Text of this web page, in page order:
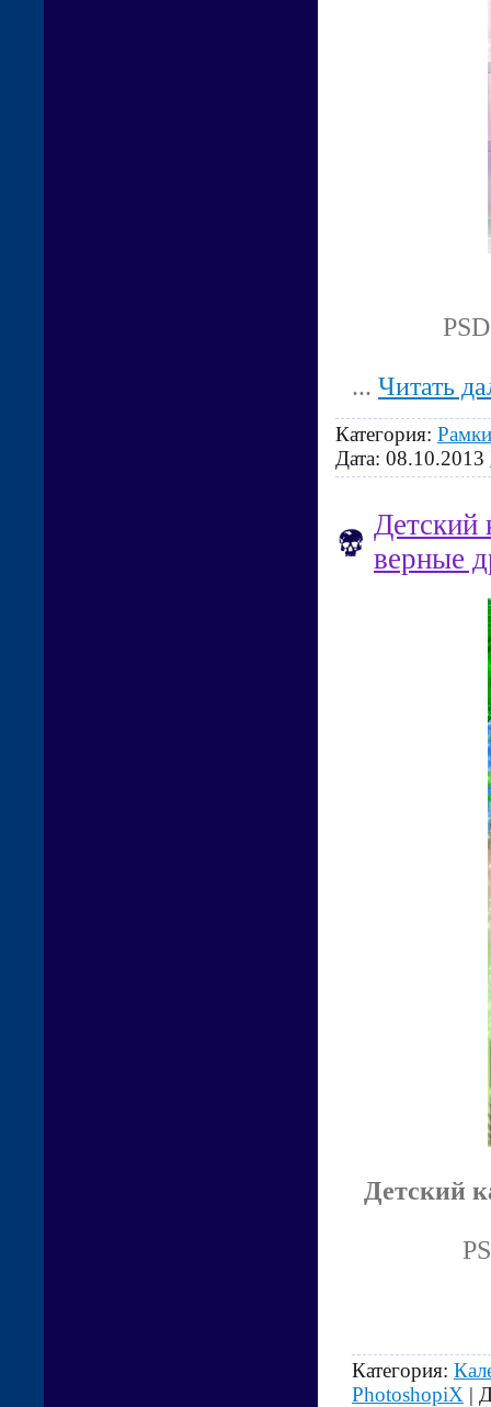
... Читать
Категория:
Дата: 08.10.2013
Детский
верные
Детский
Категория:
PhotoshopiX |